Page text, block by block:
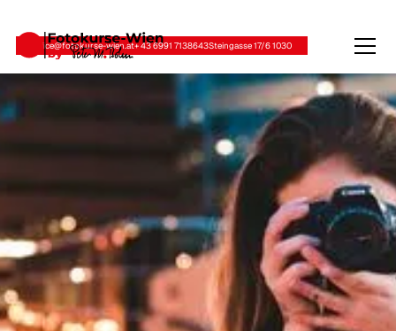
office@fotokurse-wien.at+ 43 6991 7138643Steingasse 17/6 1030